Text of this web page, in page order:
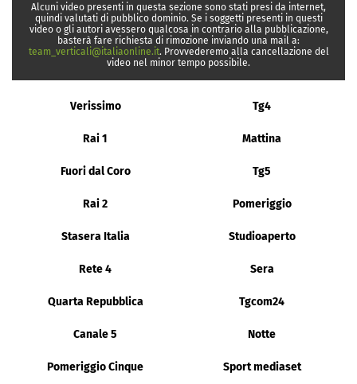
Alcuni video presenti in questa sezione sono stati presi da internet,
quindi valutati di pubblico dominio. Se i soggetti presenti in questi
video o gli autori avessero qualcosa in contrario alla pubblicazione,
basterà fare richiesta di rimozione inviando una mail a:
team_verticali@italiaonline.it. Provvederemo alla cancellazione del
video nel minor tempo possibile.
Verissimo Tg4
Rai 1 Mattina
Fuori dal Coro Tg5
Rai 2 Pomeriggio
Stasera Italia Studioaperto
Rete 4 Sera
Quarta Repubblica Tgcom24
Canale 5 Notte
Pomeriggio Cinque Sport mediaset